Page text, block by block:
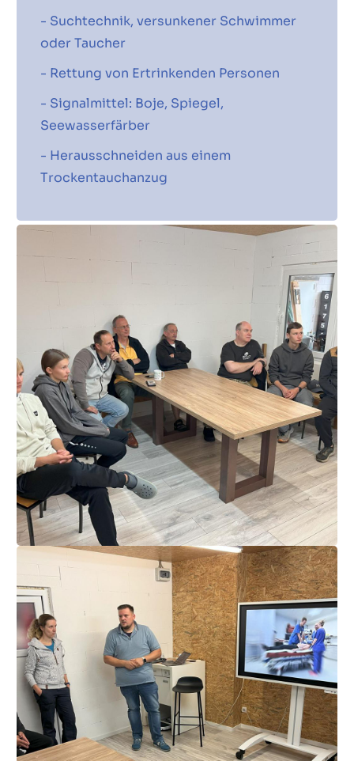
- Suchtechnik, versunkener Schwimmer
oder Taucher
- Rettung von Ertrinkenden Personen
- Signalmittel: Boje, Spiegel,
Seewasserfärber
- Herausschneiden aus einem
Trockentauchanzug